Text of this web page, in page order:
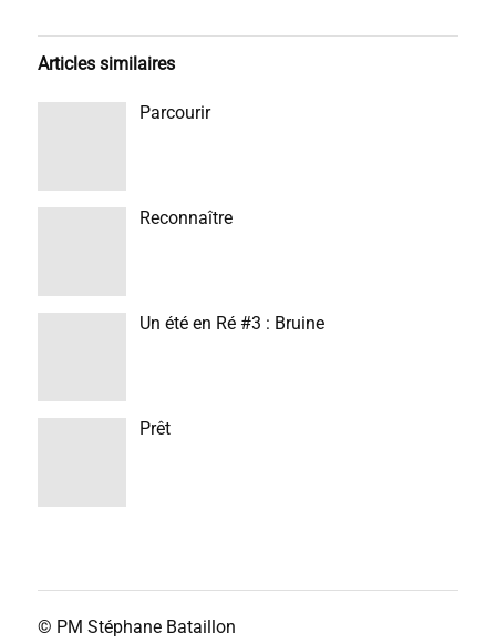
Articles similaires
Parcourir
Reconnaître
Un été en Ré #3 : Bruine
Prêt
© PM Stéphane Bataillon